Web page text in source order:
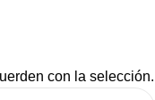
con la selección.